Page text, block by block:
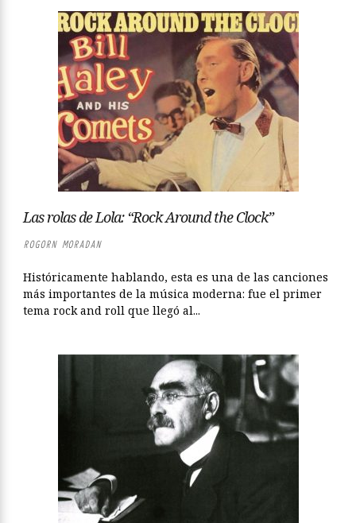
Las rolas de Lola: “Rock Around the Clock”
ROGORN MORADAN
Históricamente hablando, esta es una de las canciones
más importantes de la música moderna: fue el primer
tema rock and roll que llegó al...